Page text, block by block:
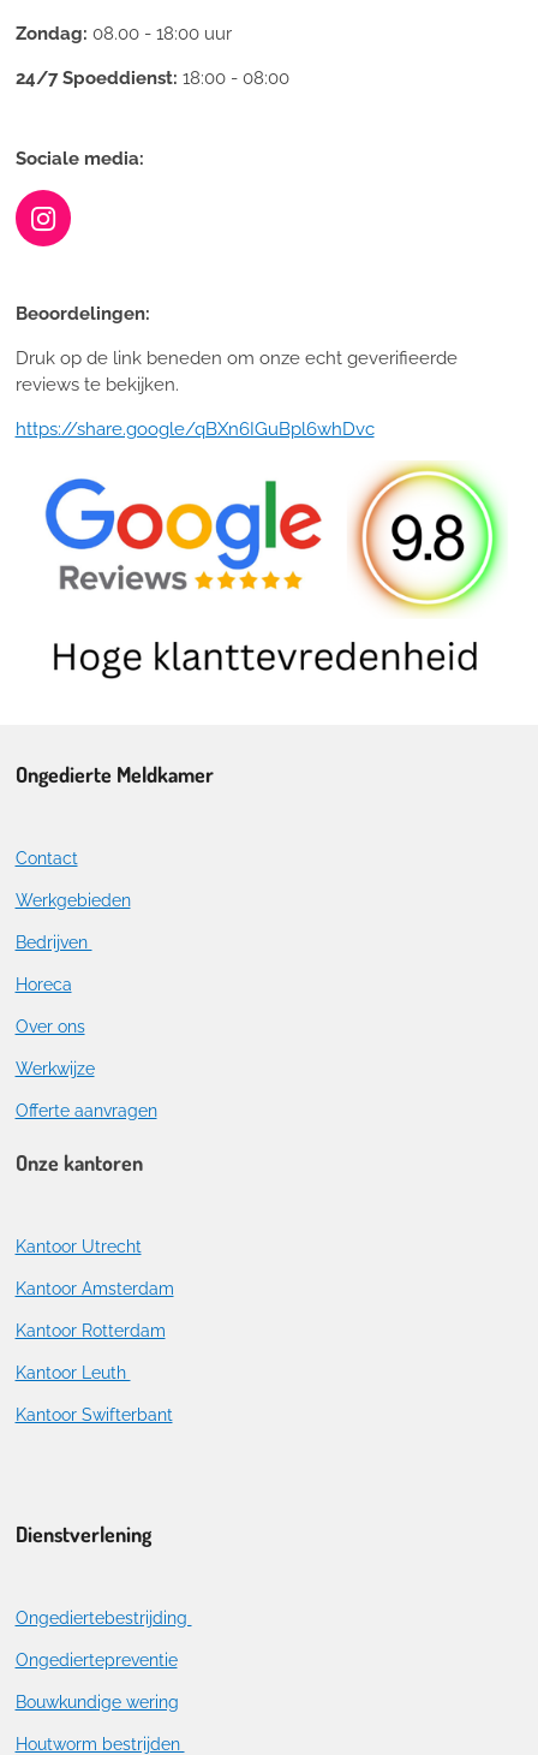
Zondag: 08.00 - 18:00 uur
24/7 Spoeddienst: 18:00 - 08:00
Sociale media:
I
t
g
r
m
Beoordelingen:
Druk op de link beneden om onze echt geverifieerde
reviews te bekijken.
https://share.google/qBXn6IGuBpl6whDvc
Ongedierte Meldkamer
Contact
Werkgebieden
Bedrijven
Horeca
Over ons
Werkwijze
Offerte aanvragen
Onze kantoren
Kantoor Utrecht
Kantoor Amsterdam
Kantoor Rotterdam
Kantoor Leuth
Kantoor Swifterbant
Dienstverlening
Ongediertebestrijding
Ongediertepreventie
Bouwkundige wering
Houtworm bestrijden